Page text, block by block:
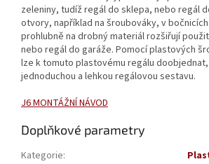
zeleniny, tudíž regál do sklepa, nebo regál
otvory, například na šroubováky, v
prohlubně na drobný materiál rozšiřují
nebo regál do garáže. Pomocí plastových
lze k tomuto plastovému regálu
jednoduchou a lehkou regálovou sestavu.
J6 MONTÁŽNÍ NÁVOD
Doplňkové parametry
Kategorie: